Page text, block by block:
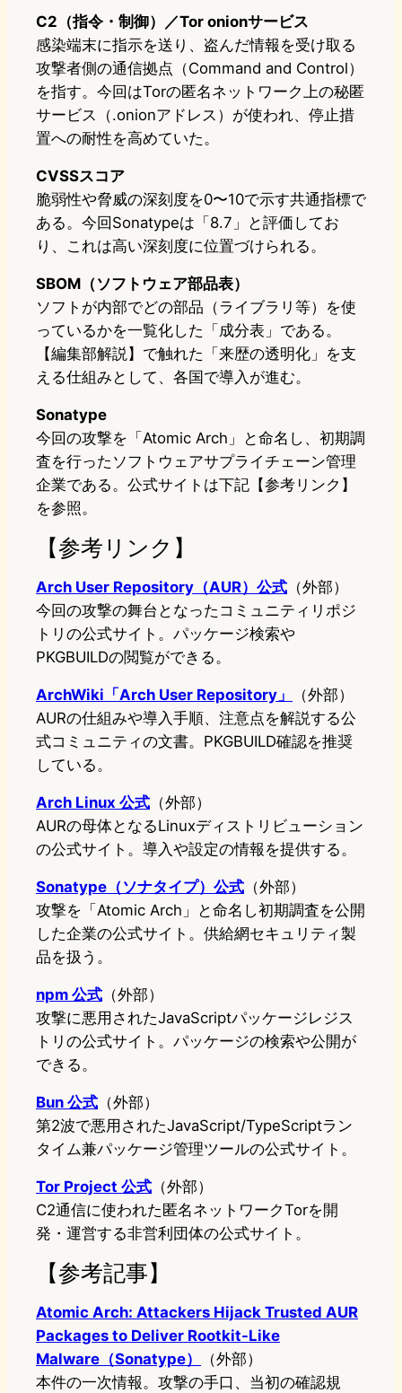
C2（指令・制御）／Tor onionサービス
感染端末に指示を送り、盗んだ情報を受け取る
攻撃者側の通信拠点（Command and Control）
を指す。今回はTorの匿名ネットワーク上の秘匿
サービス（.onionアドレス）が使われ、停止措
置への耐性を高めていた。
CVSSスコア
脆弱性や脅威の深刻度を0〜10で示す共通指標で
ある。今回Sonatypeは「8.7」と評価してお
り、これは高い深刻度に位置づけられる。
SBOM（ソフトウェア部品表）
ソフトが内部でどの部品（ライブラリ等）を使
っているかを一覧化した「成分表」である。
【編集部解説】で触れた「来歴の透明化」を支
える仕組みとして、各国で導入が進む。
Sonatype
今回の攻撃を「Atomic Arch」と命名し、初期調
査を行ったソフトウェアサプライチェーン管理
企業である。公式サイトは下記【参考リンク】
を参照。
【参考リンク】
Arch User Repository（AUR）公式 （外部）
今回の攻撃の舞台となったコミュニティリポジ
トリの公式サイト。パッケージ検索や
PKGBUILDの閲覧ができる。
ArchWiki「Arch User Repository」
（外部）
AURの仕組みや導入手順、注意点を解説する公
式コミュニティの文書。PKGBUILD確認を推奨
している。
Arch Linux 公式 （外部）
AURの母体となるLinuxディストリビューション
の公式サイト。導入や設定の情報を提供する。
Sonatype（ソナタイプ）公式 （外部）
攻撃を「Atomic Arch」と命名し初期調査を公開
した企業の公式サイト。供給網セキュリティ製
品を扱う。
npm 公式 （外部）
攻撃に悪用されたJavaScriptパッケージレジス
トリの公式サイト。パッケージの検索や公開が
できる。
Bun 公式 （外部）
第2波で悪用されたJavaScript/TypeScriptラン
タイム兼パッケージ管理ツールの公式サイト。
Tor Project 公式 （外部）
C2通信に使われた匿名ネットワークTorを開
発・運営する非営利団体の公式サイト。
【参考記事】
Atomic Arch: Attackers Hijack Trusted AUR
Packages to Deliver Rootkit-Like
Malware（Sonatype）
（外部）
本件の一次情報。攻撃の手口、当初の確認規